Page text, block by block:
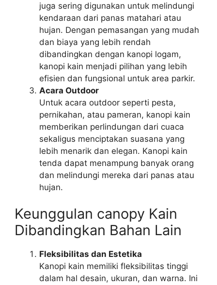
juga sering digunakan untuk melindungi
kendaraan dari panas matahari atau
hujan. Dengan pemasangan yang mudah
dan biaya yang lebih rendah
dibandingkan dengan kanopi logam,
kanopi kain menjadi pilihan yang lebih
efisien dan fungsional untuk area parkir.
Acara Outdoor
Untuk acara outdoor seperti pesta,
pernikahan, atau pameran, kanopi kain
memberikan perlindungan dari cuaca
sekaligus menciptakan suasana yang
lebih menarik dan elegan. Kanopi kain
tenda dapat menampung banyak orang
dan melindungi mereka dari panas atau
hujan.
Keunggulan canopy Kain
Dibandingkan Bahan Lain
Fleksibilitas dan Estetika
Kanopi kain memiliki fleksibilitas tinggi
dalam hal desain, ukuran, dan warna. Ini